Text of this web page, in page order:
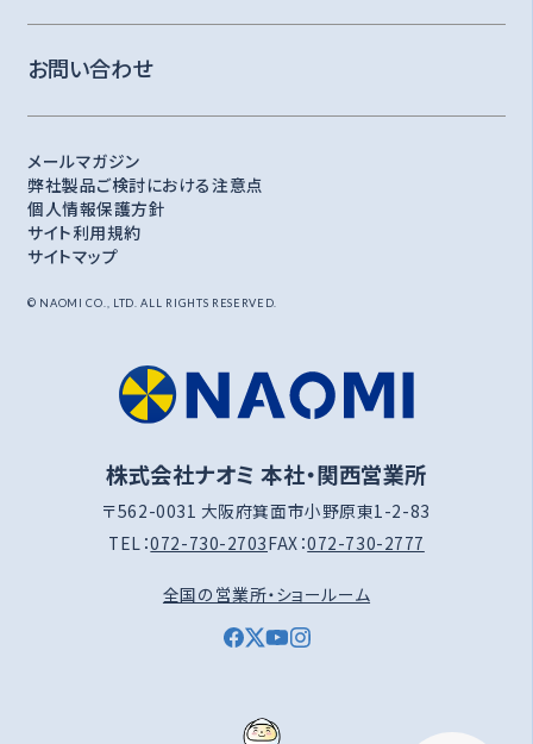
お問い合わせ
メールマガジン
弊社製品ご検討における注意点
個人情報保護方針
サイト利用規約
サイトマップ
© NAOMI CO., LTD. ALL RIGHTS RESERVED.
株式会社ナオミ 本社・関西営業所
〒562-0031 大阪府箕面市小野原東1-2-83
TEL：072-730-2703FAX：072-730-2777
全国の営業所・ショールーム